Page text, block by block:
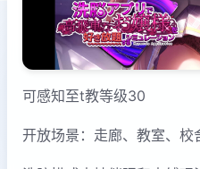
可感知至t教等级30
开放场景：走廊、教室、校